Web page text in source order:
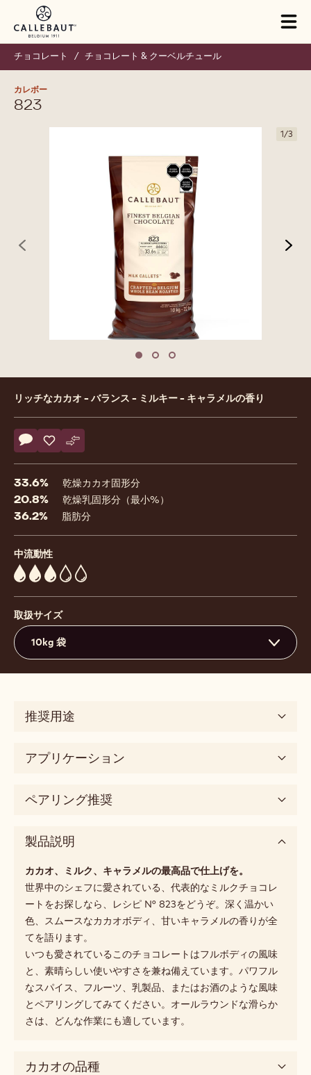
Skip to main content
チョコレート / チョコレート & クーベルチュール
カレボー
823
1/3
previous
Move to slide 1
Move to slide 2
Move to slide 3
Product
information
リッチなカカオ - バランス - ミルキー - キャラメルの香り
Actions
コメント
- 823保存
- 823比較
- 823
33.6% 乾燥カカオ固形分
20.8% 乾燥乳固形分（最小%）
36.2% 脂肪分
中流動性
3
取扱サイズ
10kg 袋
推奨用途
アプリケーション
ペアリング推奨
製品説明
カカオ、ミルク、キャラメルの最高品で仕上げを。
世界中のシェフに愛されている、代表的なミルクチョコレ
ートをお探しなら、レシピ N° 823をどうぞ。深く温かい
色、スムースなカカオボディ、甘いキャラメルの香りが全
てを語ります。
いつも愛されているこのチョコレートはフルボディの風味
と、素晴らしい使いやすさを兼ね備えています。パワフル
なスパイス、フルーツ、乳製品、またはお酒のような風味
とペアリングしてみてください。オールラウンドな滑らか
さは、どんな作業にも適しています。
カカオの品種